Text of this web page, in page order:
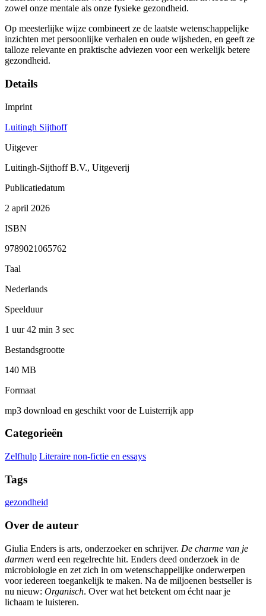
zowel onze mentale als onze fysieke gezondheid.
Op meesterlijke wijze combineert ze de laatste wetenschappelijke
inzichten met persoonlijke verhalen en oude wijsheden, en geeft ze
talloze relevante en praktische adviezen voor een werkelijk betere
gezondheid.
Details
Imprint
Luitingh Sijthoff
Uitgever
Luitingh-Sijthoff B.V., Uitgeverij
Publicatiedatum
2 april 2026
ISBN
9789021065762
Taal
Nederlands
Speelduur
1 uur 42 min 3 sec
Bestandsgrootte
140 MB
Formaat
mp3 download en geschikt voor de Luisterrijk app
Categorieën
Zelfhulp Literaire non-fictie en essays
Tags
gezondheid
Over de auteur
Giulia Enders is arts, onderzoeker en schrijver. De charme van je
darmen werd een regelrechte hit. Enders deed onderzoek in de
microbiologie en zet zich in om wetenschappelijke onderwerpen
voor iedereen toegankelijk te maken. Na de miljoenen bestseller is
nu nieuw: Organisch. Over wat het betekent om écht naar je
lichaam te luisteren.